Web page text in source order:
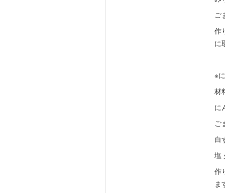
ご
作
に
※
材
に
ご
白
塩
作
ま